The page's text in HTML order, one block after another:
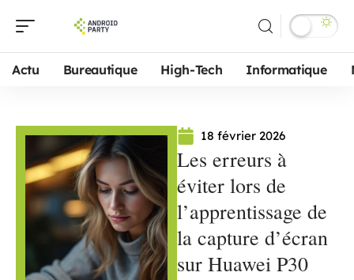
Actu Bureautique High-Tech Informatique
18 février 2026
Les erreurs à
éviter lors de
l’apprentissage de
la capture d’écran
sur Huawei P30